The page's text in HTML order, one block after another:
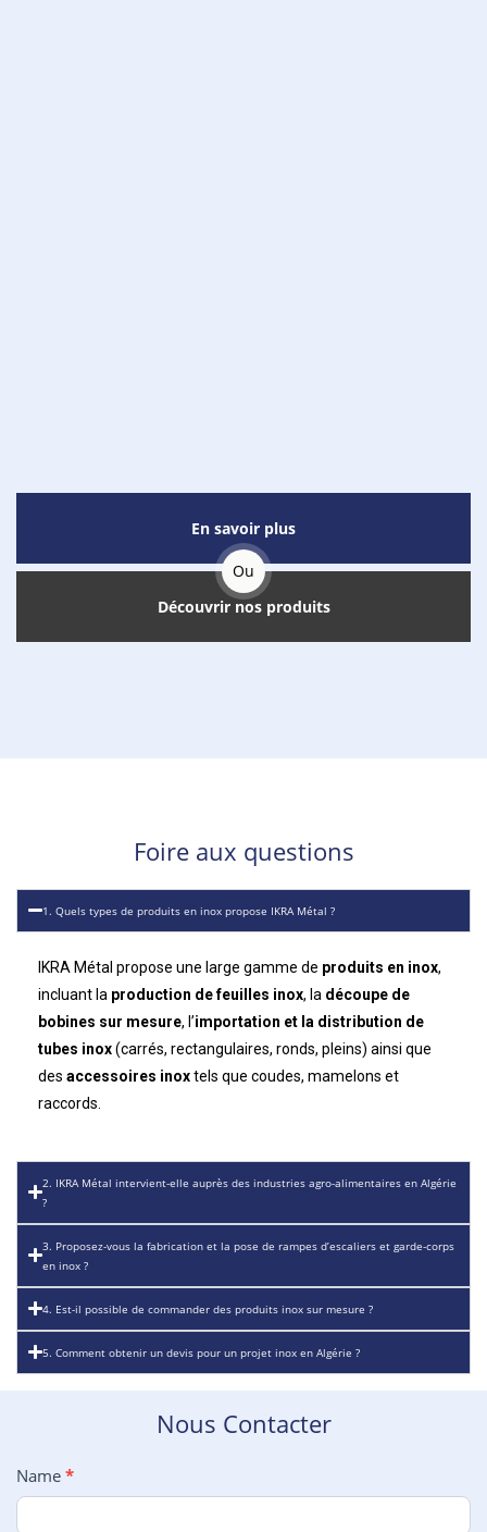
En savoir plus
Ou
Découvrir nos produits
Foire aux questions
1. Quels types de produits en inox propose IKRA Métal ?
IKRA Métal propose une large gamme de produits en inox,
incluant la production de feuilles inox, la découpe de
bobines sur mesure, l’importation et la distribution de
tubes inox(carrés, rectangulaires, ronds, pleins) ainsi que
des accessoires inoxtels que coudes, mamelons et
raccords.
2. IKRA Métal intervient-elle auprès des industries agro-alimentaires en Algérie
?
3. Proposez-vous la fabrication et la pose de rampes d’escaliers et garde-corps
en inox ?
4. Est-il possible de commander des produits inox sur mesure ?
5. Comment obtenir un devis pour un projet inox en Algérie ?
Nous Contacter
Contact
Us
Name *